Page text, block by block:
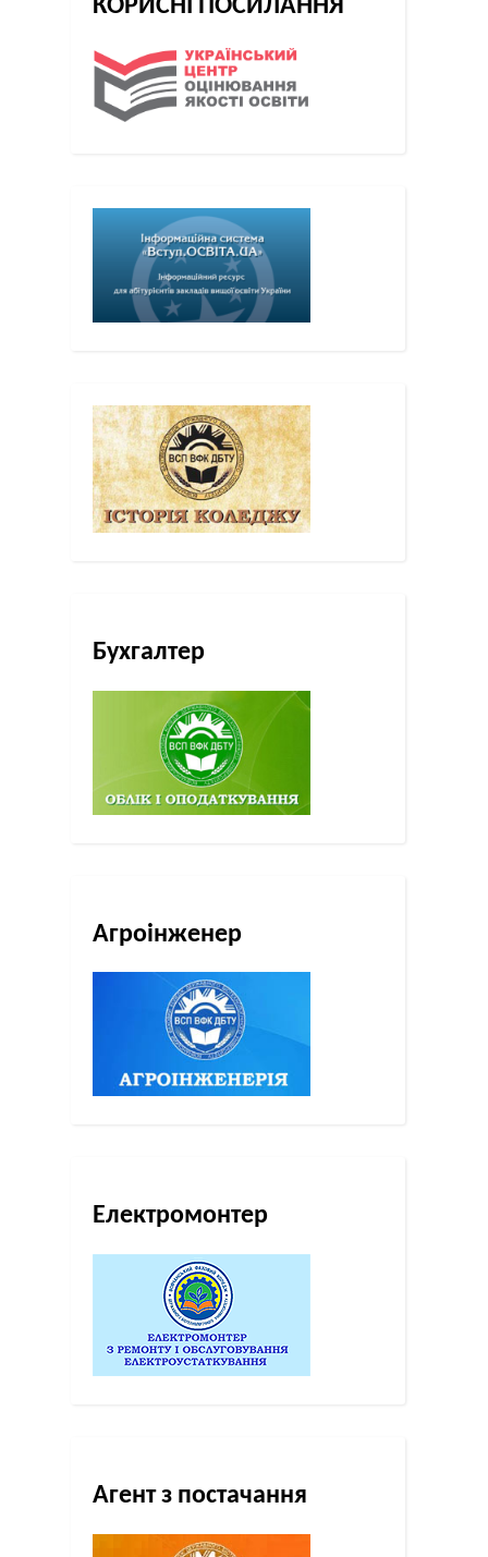
КОРИСНІ ПОСИЛАННЯ
Бухгалтер
Агроінженер
Електромонтер
Агент з постачання